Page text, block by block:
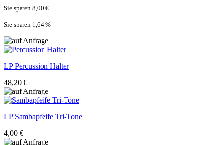
Sie sparen 8,00 €
Sie sparen 1,64 %
LPPercussion Halter
48,20 €
LPSambapfeife Tri-Tone
4,00 €